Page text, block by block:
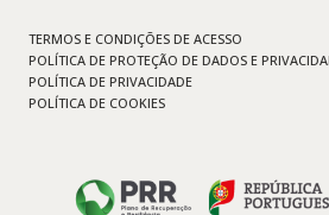
TERMOS E CONDIÇÕES DE ACESSO
POLÍTICA DE PROTEÇÃO DE DADOS E
POLÍTICA DE PRIVACIDADE
POLÍTICA DE COOKIES